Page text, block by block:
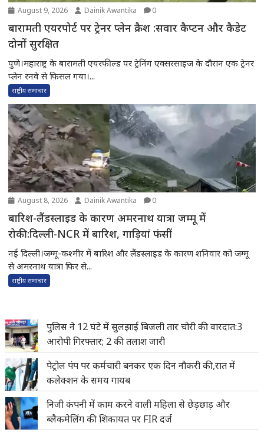
August 9, 2026 Dainik Awantika 0
बारामती एयरपोर्ट पर ट्रेनर प्लेन क्रैश :सवार कैप्टन और कैडेट
दोनों सुरक्षित
पुणे।महाराष्ट्र के बारामती एयरफील्ड पर ट्रेनिंग एक्सरसाइज के दौरान एक ट्रेनर
प्लेन रनवे से फिसल गया।...
राष्ट्रीय समाचार
August 8, 2026 Dainik Awantika 0
बारिश-लैंडस्लाइड के कारण अमरनाथ यात्रा जम्मू में
रोकी:दिल्ली-NCR में बारिश, गाड़ियां फंसीं
नई दिल्ली।जम्मू-कश्मीर में बारिश और लैंडस्लाइड के कारण शनिवार को जम्मू
से अमरनाथ यात्रा फिर से...
राष्ट्रीय समाचार
पुलिस ने 12 घंटे में सुलझाई बिजली तार चोरी की वारदात:3
आरोपी गिरफ्तार; 2 की तलाश जारी
पेट्रोल पंप पर कर्मचारी बनकर एक दिन नौकरी की,रात में
कलेक्शन के समय गायब
निजी कंपनी में काम करने वाली महिला से छेड़छाड़ और
ब्लैकमेलिंग की शिकायत पर FIR दर्ज